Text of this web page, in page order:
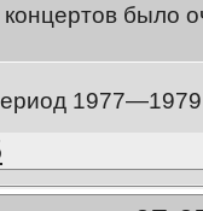
концертов было